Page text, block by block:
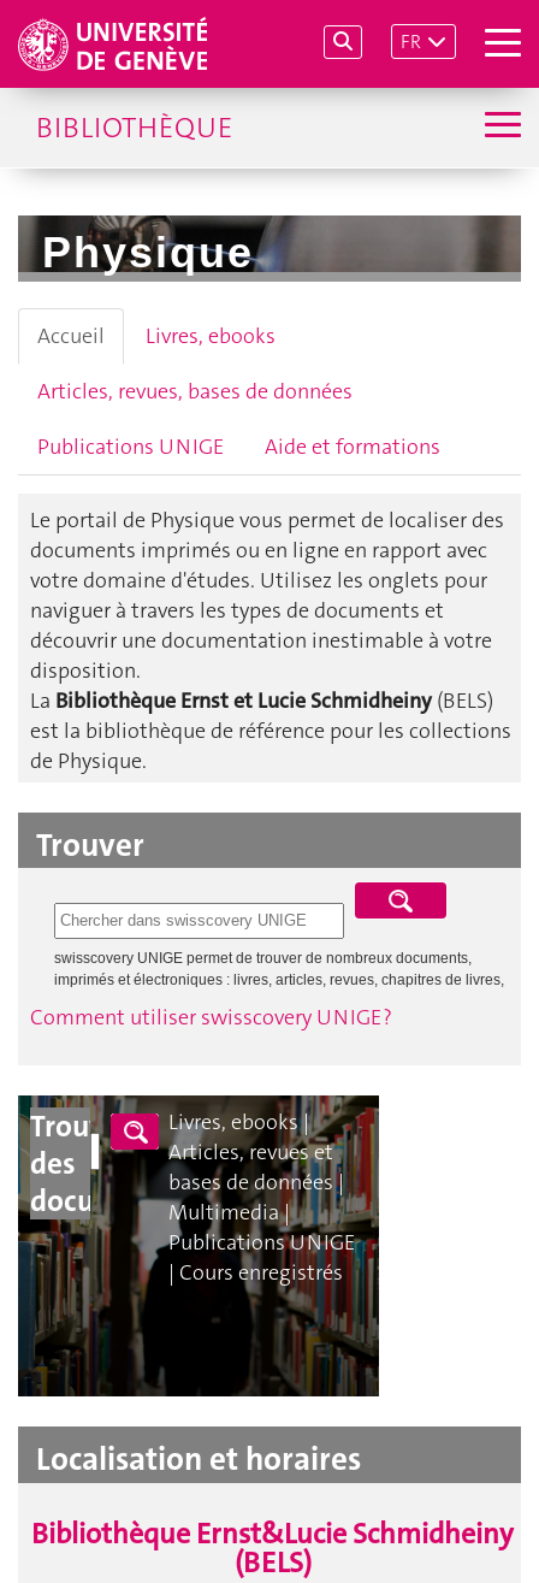
FR
BIBLIOTHÈQUE
Physique
Accueil
Livres, ebooks
Articles, revues, bases de données
Publications UNIGE
Aide et formations
Le portail de Physique vous permet de localiser des
documents imprimés ou en ligne en rapport avec
votre domaine d'études. Utilisez les onglets pour
naviguer à travers les types de documents et
découvrir une documentation inestimable à votre
disposition.
La Bibliothèque Ernst et Lucie Schmidheiny(BELS)
est la bibliothèque de référence pour les collections
de Physique.
Trouver
Comment utiliser swisscovery UNIGE ?
Trouver
des
documents
Livres, ebooks|
Articles, revues et
bases de données|
Multimedia|
Publications UNIGE
| Cours enregistrés
Localisation et horaires
Bibliothèque Ernst&Lucie Schmidheiny
(BELS)